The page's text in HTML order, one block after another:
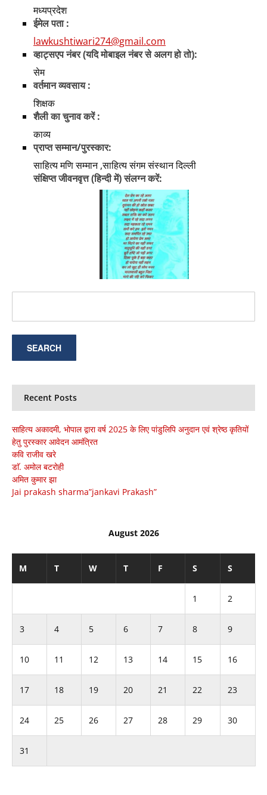
मध्यप्रदेश
ईमेल पता :
lawkushtiwari274@gmail.com
व्हाट्सएप नंबर (यदि मोबाइल नंबर से अलग हो तो):
सेम
वर्तमान व्यवसाय :
शिक्षक
शैली का चुनाव करें :
काव्य
प्राप्त सम्मान/पुरस्कार:
साहित्य मणि सम्मान ,साहित्य संगम संस्थान दिल्ली
संक्षिप्त जीवनवृत्त (हिन्दी में) संलग्न करें:
Recent Posts
साहित्य अकादमी, भोपाल द्वारा वर्ष 2025 के लिए पांडुलिपि अनुदान एवं श्रेष्ठ कृतियों
हेतु पुरस्कार आवेदन आमंत्रित
कवि राजीव खरे
डाॅ. अमोल बटरोही
अमित कुमार झा
Jai prakash sharma”jankavi Prakash”
August 2026
M T W T F S S
1 2
3 4 5 6 7 8 9
10 11 12 13 14 15 16
17 18 19 20 21 22 23
24 25 26 27 28 29 30
31